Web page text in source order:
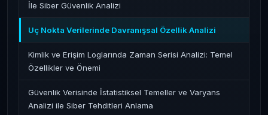
İle Siber Güvenlik Analizi
Uç Nokta Verilerinde Davranışsal Özellik Analizi
Kimlik ve Erişim Loglarında Zaman Serisi Analizi: Temel
Özellikler ve Önemi
Güvenlik Verisinde İstatistiksel Temeller ve Varyans
Analizi ile Siber Tehditleri Anlama